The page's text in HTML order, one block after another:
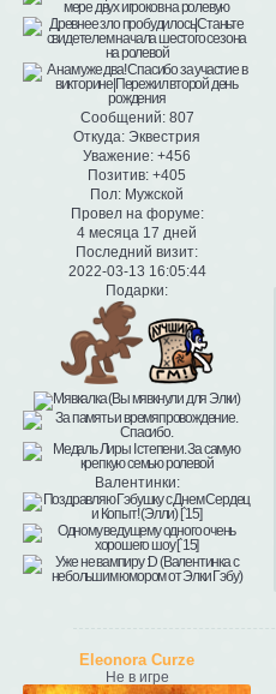
Сообщений:807
Откуда: Эквестрия
Уважение: +456
Позитив: +405
Пол: Мужской
Провел на форуме:
4 месяца 17 дней
Последний визит:
2022-03-13 16:05:44
Подарки:
Валентинки:
Eleonora Curze
Не в игре